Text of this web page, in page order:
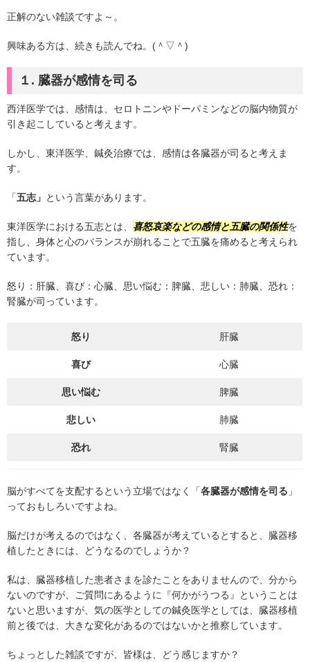
正解のない雑談ですよ～。
興味ある方は、続きも読んでね。(＾▽＾)
１. 臓器が感情を司る
西洋医学では、感情は、セロトニンやドーパミンなどの脳内物質が
引き起こしていると考えます。
しかし、東洋医学、鍼灸治療では、感情は各臓器が司ると考えま
す。
「五志」 という言葉があります。
東洋医学における五志とは、 喜怒哀楽などの感情と五臓の関係性を
指し、身体と心のバランスが崩れることで五臓を痛めると考えられ
ています。
怒り：肝臓、喜び：心臓、思い悩む：脾臓、悲しい：肺臓、恐れ：
腎臓が司っています。
怒り 肝臓
喜び 心臓
思い悩む 脾臓
悲しい 肺臓
恐れ 腎臓
脳がすべてを支配するという立場ではなく「各臓器が感情を司る 」
っておもしろいですよね。
脳だけが考えるのではなく、各臓器が考えているとすると、臓器移
植したときには、どうなるのでしょうか？
私は、臓器移植した患者さまを診たことをありませんので、分から
ないのですが、ご質問にあるように『何かがうつる』ということは
ないと思いますが、気の医学としての鍼灸医学としては、臓器移植
前と後では、大きな変化があるのではないかと推察しています。
ちょっとした雑談ですが、皆様は、どう感じますか？